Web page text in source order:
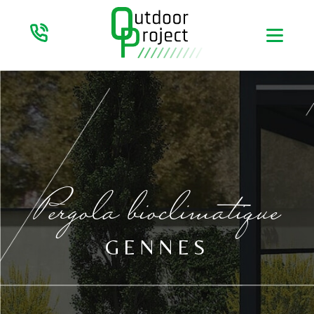
Pergola bioclimatique
GENNES